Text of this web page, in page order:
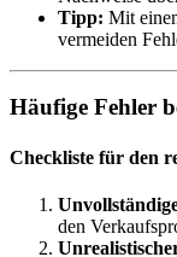
Tipp: Mit
vermeiden
Häufige Fehler
Checkliste für den
den